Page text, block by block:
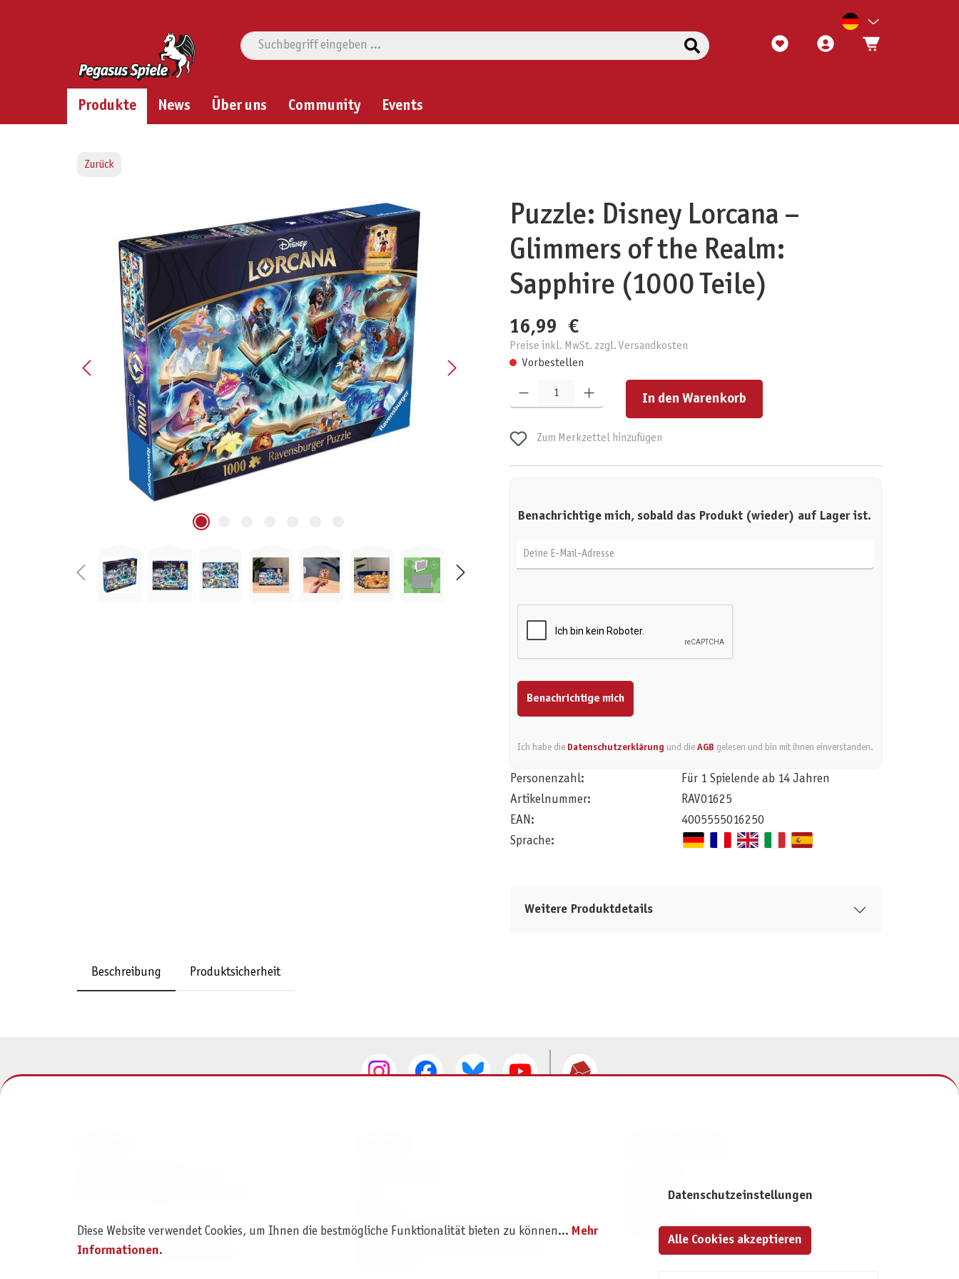
Produkte News Über uns Community Events
Zurück
Puzzle: Disney Lorcana –
Glimmers of the Realm:
Sapphire (1000 Teile)
16,99 €
Preise inkl. MwSt. zzgl. Versandkosten
Vorbestellen
Produkt Anzahl: Gib den gewünschten Wert ein oder benutze die Schaltflächen um die Anzahl zu erhöhen oder zu reduzieren.
In den Warenkorb
Zum Merkzettel hinzufügen
Benachrichtige mich, sobald das Produkt (wieder) auf Lager ist.
Benachrichtige mich
Ich habe die Datenschutzerklärung und dieAGB gelesen und bin mit ihnen einverstanden.
Personenzahl:
Für 1 Spielende ab 14 Jahren
Artikelnummer:
RAV01625
EAN:
4005555016250
Sprache:
Weitere Produktdetails
Beschreibung Produktsicherheit
Am Straßbach 3
61169 Friedberg (Deutschland)
Versand- und Zahlungsbedingungen
Kontakt
Privatsphäre-Einstellungen
Diese Website verwendet Cookies, um Ihnen die bestmögliche Funktionalität bieten zu können... Mehr
Informationen.
Datenschutzeinstellungen
Alle Cookies akzeptieren